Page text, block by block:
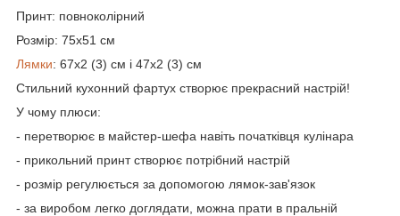
Принт: повноколірний
Розмір: 75х51 см
Лямки: 67х2 (3) см і 47х2 (3) см
Стильний кухонний фартух створює прекрасний настрій!
У чому плюси:
- перетворює в майстер-шефа навіть початківця кулінара
- прикольний принт створює потрібний настрій
- розмір регулюється за допомогою лямок-зав'язок
- за виробом легко доглядати, можна прати в пральній